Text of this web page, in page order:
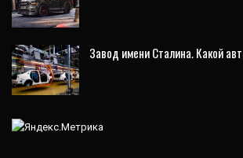
Завод имени Сталина. Какой